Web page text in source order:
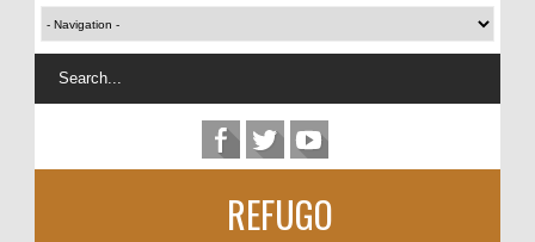
REFUGO